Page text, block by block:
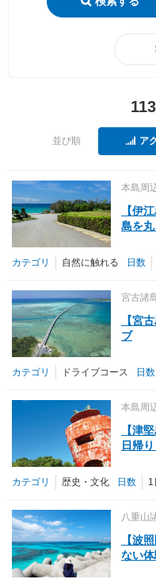
113
並び順 ア
本島周
【伊
島を
カテゴリ 自然に触れる 日数
宮古諸
【宮
ブ
カテゴリ ドライブコース 日数
本島周
【津
日帰
カテゴリ 歴史・文化 日数 1
八重山
【波
ない